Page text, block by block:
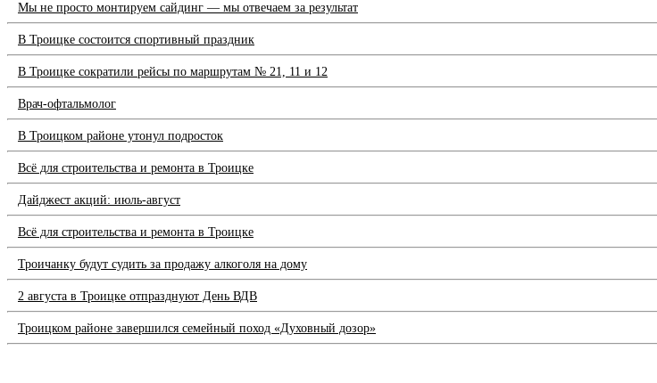
Мы не просто монтируем сайдинг — мы отвечаем за результат
В Троицке состоится спортивный праздник
В Троицке сократили рейсы по маршрутам № 21, 11 и 12
Врач-офтальмолог
В Троицком районе утонул подросток
Всё для строительства и ремонта в Троицке
Дайджест акций: июль-август
Всё для строительства и ремонта в Троицке
Троичанку будут судить за продажу алкоголя на дому
2 августа в Троицке отпразднуют День ВДВ
Троицком районе завершился семейный поход «Духовный дозор»